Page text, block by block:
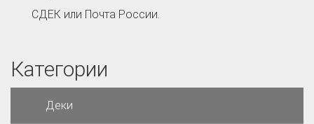
СДЕК или Почта России.
Категории
Деки